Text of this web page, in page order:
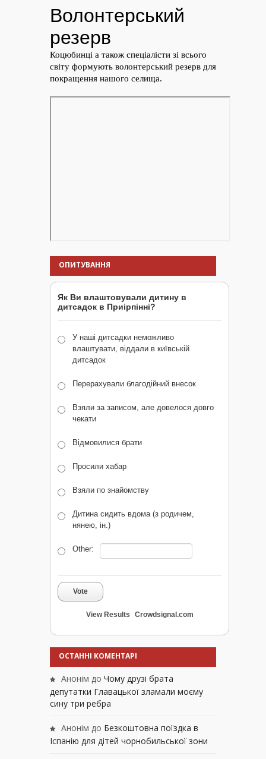
ОПИТУВАННЯ
Як Ви влаштовували дитину в
дитсадок в Приірпінні?
У наші дитсадки неможливо
влаштувати, віддали в київській
дитсадок
Перерахували благодійний внесок
Взяли за записом, але довелося довго
чекати
Відмовилися брати
Просили хабар
Взяли по знайомству
Дитина сидить вдома (з родичем,
нянею, ін.)
Other:
Vote
View Results Crowdsignal.com
ОСТАННІ КОМЕНТАРІ
Анонім до Чому друзі брата
депутатки Главацької зламали моєму
сину три ребра
Анонім до Безкоштовна поїздка в
Іспанію для дітей чорнобильської зони